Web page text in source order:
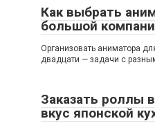
Как выбрать
большой
Организовать аниматора
двадцати — задачи с
Заказать роллы
вкус японской